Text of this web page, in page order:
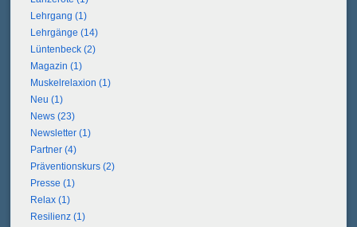
Lehrgang (1)
Lehrgänge (14)
Lüntenbeck (2)
Magazin (1)
Muskelrelaxion (1)
Neu (1)
News (23)
Newsletter (1)
Partner (4)
Präventionskurs (2)
Presse (1)
Relax (1)
Resilienz (1)